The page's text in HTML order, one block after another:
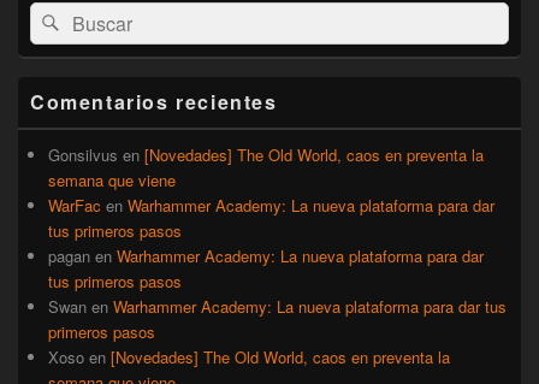
área
de
widget
lateral
primaria
Buscar
por:
Buscar
Comentarios recientes
Gonsilvus en [Novedades] The Old World, caos en preventa la
semana que viene
WarFac en Warhammer Academy: La nueva plataforma para dar
tus primeros pasos
pagan en Warhammer Academy: La nueva plataforma para dar
tus primeros pasos
Swan en Warhammer Academy: La nueva plataforma para dar tus
primeros pasos
Xoso en [Novedades] The Old World, caos en preventa la